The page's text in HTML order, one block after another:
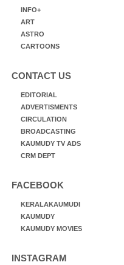
INFO+
ART
ASTRO
CARTOONS
CONTACT US
EDITORIAL
ADVERTISMENTS
CIRCULATION
BROADCASTING
KAUMUDY TV ADS
CRM DEPT
FACEBOOK
KERALAKAUMUDI
KAUMUDY
KAUMUDY MOVIES
INSTAGRAM